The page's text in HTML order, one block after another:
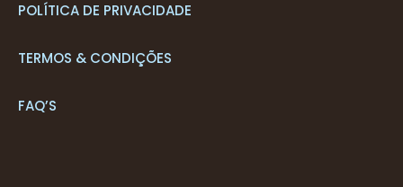
POLÍTICA DE PRIVACIDADE
TERMOS & CONDIÇÕES
FAQ’S